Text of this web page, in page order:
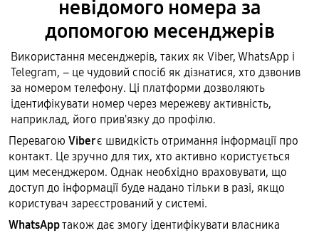
невідомого номера за
допомогою месенджерів
Використання месенджерів, таких як Viber, WhatsApp і
Telegram, – це чудовий спосіб як дізнатися, хто дзвонив
за номером телефону. Ці платформи дозволяють
ідентифікувати номер через мережеву активність,
наприклад, його прив'язку до профілю.
Перевагою Viberє швидкість отримання інформації про
контакт. Це зручно для тих, хто активно користується
цим месенджером. Однак необхідно враховувати, що
доступ до інформації буде надано тільки в разі, якщо
користувач зареєстрований у системі.
WhatsAppтакож дає змогу ідентифікувати власника